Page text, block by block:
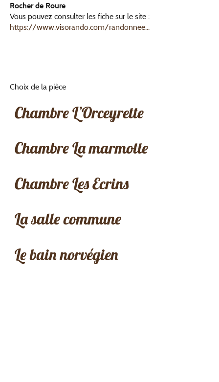
Rocher de Roure
Vous pouvez consulter les fiche sur le site :
https://www.visorando.com/randonnee...
Choix de la pièce
Chambre L’Orceyrette
Chambre La marmotte
Chambre Les Ecrins
La salle commune
Le bain norvégien